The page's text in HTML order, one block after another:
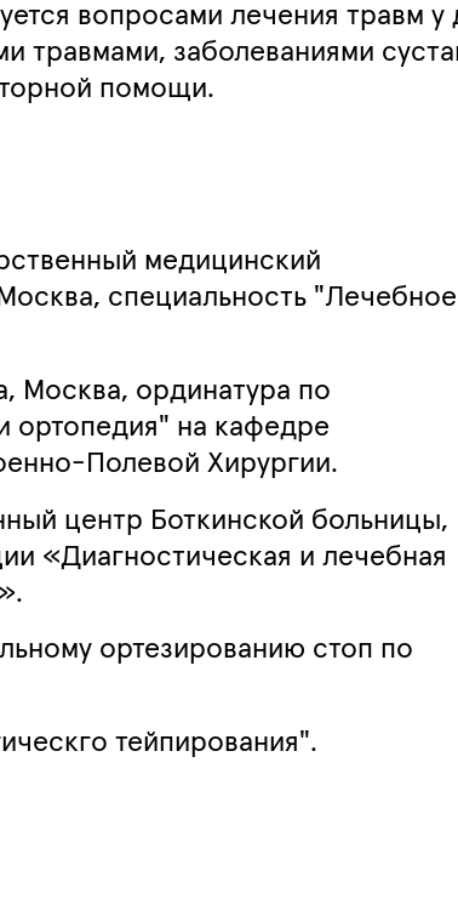
вопросами лечения травм
травмами, заболеваниями
помощи.
медицинский
специальность "Лечебное
Москва, ординатура по
ортопедия" на кафедре
Полевой Хирургии.
центр Боткинской больницы,
«Диагностическая и лечебная
ортезированию стоп по
тейпирования".